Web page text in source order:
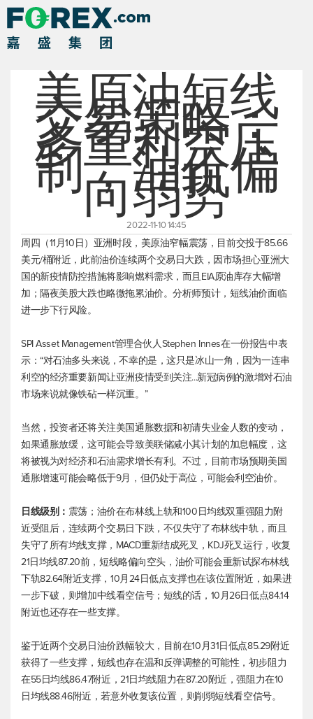
美原油短线
交易策略：
多重利空压
制，油价偏
向弱势
2022-11-10 14:45
周四（11月10日）亚洲时段， 美原油窄幅震荡，目前交投于85.66
美元/桶附近，此前油价连续两个交易日大跌，因市场担心亚洲大
国的新疫情防控措施将影响燃料需求，而且EIA原油库存大幅增
加；隔夜美股大跌也略微拖累油价。分析师预计，短线油价面临
进一步下行风险。
SPI Asset Management管理合伙人Stephen Innes在一份报告中表
示：“对石油多头来说，不幸的是，这只是冰山一角，因为一连串
利空的经济重要新闻让亚洲疫情受到关注...新冠病例的激增对石油
市场来说就像铁砧一样沉重。”
当然，投资者还将关注美国通胀数据和初请失业金人数的变动，
如果通胀放缓，这可能会导致美联储减小其计划的加息幅度，这
将被视为对经济和石油需求增长有利。不过，目前市场预期美国
通胀增速可能会略低于9月，但仍处于高位，可能会利空油价。
日线级别： 震荡；油价在布林线上轨和100日均线双重强阻力附
近受阻后，连续两个交易日下跌，不仅失守了布林线中轨，而且
失守了所有均线支撑，MACD重新结成死叉，KDJ死叉运行，收复
21日均线87.20前，短线略偏向空头，油价可能会重新试探布林线
下轨82.64附近支撑，10月24日低点支撑也在该位置附近，如果进
一步下破，则增加中线看空信号；短线的话，10月26日低点84.14
附近也还存在一些支撑。
鉴于近两个交易日油价跌幅较大，目前在10月31日低点85.29附近
获得了一些支撑，短线也存在温和反弹调整的可能性，初步阻力
在55日均线86.47附近，21日均线阻力在87.20附近，强阻力在10
日均线88.46附近，若意外收复该位置，则削弱短线看空信号。